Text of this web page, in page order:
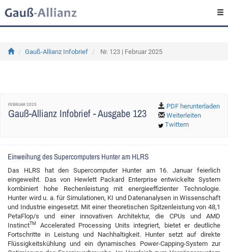
Gauß-Allianz Infobrief Nr. 123 | Februar 2025
FEBRUAR 2025
Gauß-Allianz Infobrief - Ausgabe 123
PDF herunterladen
Weiterleiten
Twittern
Einweihung des Supercomputers Hunter am HLRS
Das HLRS hat den Supercomputer Hunter am 16. Januar feierlich
eingeweiht. Das von Hewlett Packard Enterprise entwickelte System
kombiniert hohe Rechenleistung mit energieeffizienter Technologie.
Hunter wird u. a. für Simulationen, KI und Datenanalysen in Wissenschaft
und Industrie eingesetzt. Mit einer theoretischen Spitzenleistung von 48,1
PetaFlop/s und einer innovativen Architektur, die CPUs und AMD
InstinctTM
Accelerated Processing Units integriert, bietet er deutliche
Fortschritte in Leistung und Nachhaltigkeit. Hunter setzt auf direkte
Flüssigkeitskühlung und ein dynamisches Power-Capping-System zur